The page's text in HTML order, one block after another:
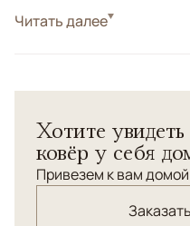
СтильКлассические
светло-бежевого цвета
Читать далее
Хотите увидеть
ковёр у себя
Привезем к вам